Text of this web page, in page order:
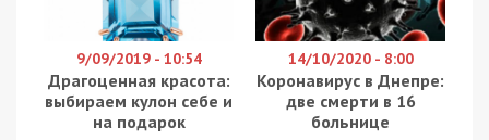
9/09/2019 - 10:54
Драгоценная красота:
выбираем кулон себе и
на подарок
14/10/2020 - 8:00
Коронавирус в Днепре:
две смерти в 16
больнице